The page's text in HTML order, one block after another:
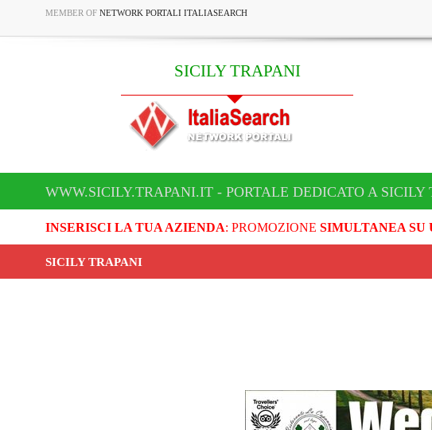
MEMBER OF NETWORK PORTALI ITALIASEARCH
SICILY TRAPANI
WWW.SICILY.TRAPANI.IT - PORTALE DEDICATO A SICILY
INSERISCI LA TUA AZIENDA: PROMOZIONE SIMULTANEA SU
SICILY TRAPANI